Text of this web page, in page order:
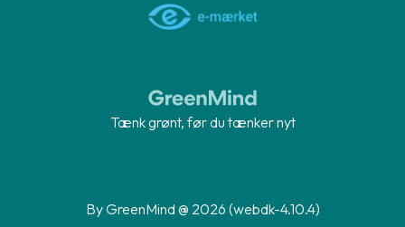
Tænk grønt, før du tænker nyt
By GreenMind @ 2026 (webdk-4.10.4)